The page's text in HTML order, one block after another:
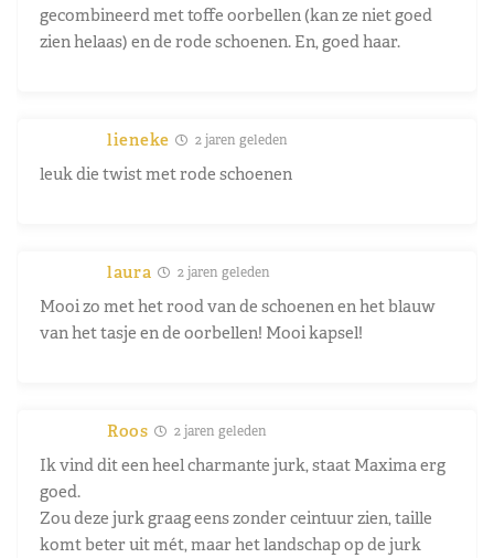
gecombineerd met toffe oorbellen (kan ze niet goed
zien helaas) en de rode schoenen. En, goed haar.
lieneke 2 jaren geleden
leuk die twist met rode schoenen
laura 2 jaren geleden
Mooi zo met het rood van de schoenen en het blauw
van het tasje en de oorbellen! Mooi kapsel!
Roos 2 jaren geleden
Ik vind dit een heel charmante jurk, staat Maxima erg
goed.
Zou deze jurk graag eens zonder ceintuur zien, taille
komt beter uit mét, maar het landschap op de jurk